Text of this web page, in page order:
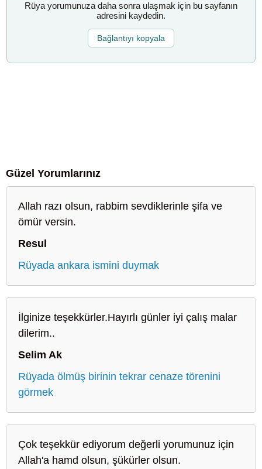
Rüya yorumunuza daha sonra ulaşmak için bu sayfanın
adresini kaydedin.
Bağlantıyı kopyala
Güzel Yorumlarınız
Allah razı olsun, rabbim sevdiklerinle şifa ve
ömür versin.
Resul
Rüyada ankara ismini duymak
İlginize teşekkürler.Hayırlı günler iyi çalış malar
dilerim..
Selim Ak
Rüyada ölmüş birinin tekrar cenaze törenini
görmek
Çok teşekkür ediyorum değerli yorumunuz için
Allah'a hamd olsun, şükürler olsun.